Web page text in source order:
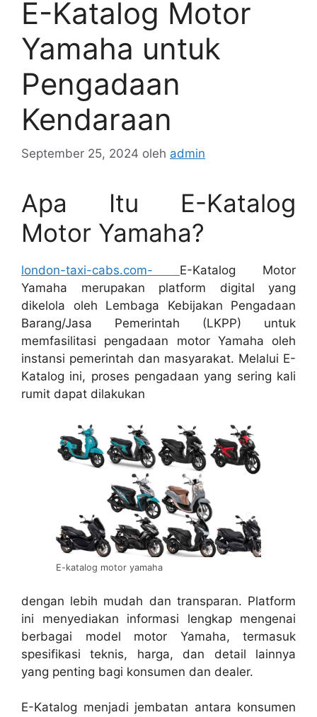
E-Katalog Motor
Yamaha untuk
Pengadaan
Kendaraan
September 25, 2024 oleh admin
Apa Itu E-Katalog
Motor Yamaha?
london-taxi-cabs.com- E-Katalog Motor
Yamaha merupakan platform digital yang
dikelola oleh Lembaga Kebijakan Pengadaan
Barang/Jasa Pemerintah (LKPP) untuk
memfasilitasi pengadaan motor Yamaha oleh
instansi pemerintah dan masyarakat. Melalui E-
Katalog ini, proses pengadaan yang sering kali
rumit dapat dilakukan
E-katalog motor yamaha
dengan lebih mudah dan transparan. Platform
ini menyediakan informasi lengkap mengenai
berbagai model motor Yamaha, termasuk
spesifikasi teknis, harga, dan detail lainnya
yang penting bagi konsumen dan dealer.
E-Katalog menjadi jembatan antara konsumen